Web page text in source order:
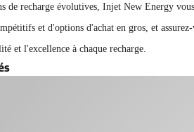
de recharge évolutives, Injet New Energy
et d'options d'achat en gros, et
et l'excellence à chaque recharge.